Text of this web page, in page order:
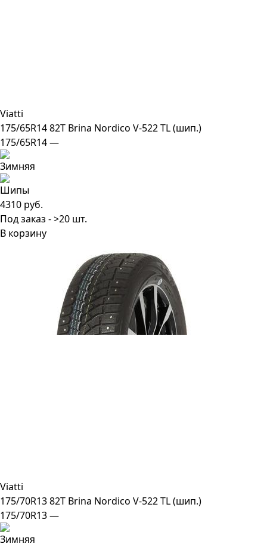
Viatti
175/65R14 82T Brina Nordico V-522 TL (шип.)
175/65R14 —
4310 руб.
Под заказ - >20 шт.
В корзину
Viatti
175/70R13 82T Brina Nordico V-522 TL (шип.)
175/70R13 —